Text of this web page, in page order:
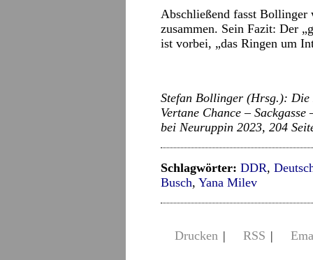
Abschließend fasst Bollinger
zusammen. Sein Fazit: Der
ist vorbei, „das Ringen um
Stefan Bollinger (Hrsg.): Die
Vertane Chance –
bei Neuruppin 2023, 204
Schlagwörter: DDR,
Busch, Yana Milev
Drucken | RSS |